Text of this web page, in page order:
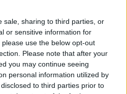
sale, sharing to third parties, or
or sensitive information for
use the below opt-out
Please note that after your
you may continue seeing
personal information utilized by
to third parties prior to
(1)
Alpi (61)
Alfieri (21)
(26)
(55)